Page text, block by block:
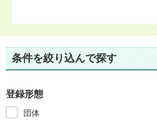
条件を絞り込んで探す
登録形態
団体